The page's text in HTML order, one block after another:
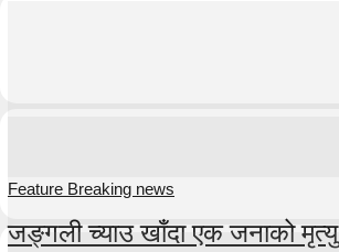
Feature Breaking news
जङ्गली च्याउ खाँदा एक जनाको मृत्यु